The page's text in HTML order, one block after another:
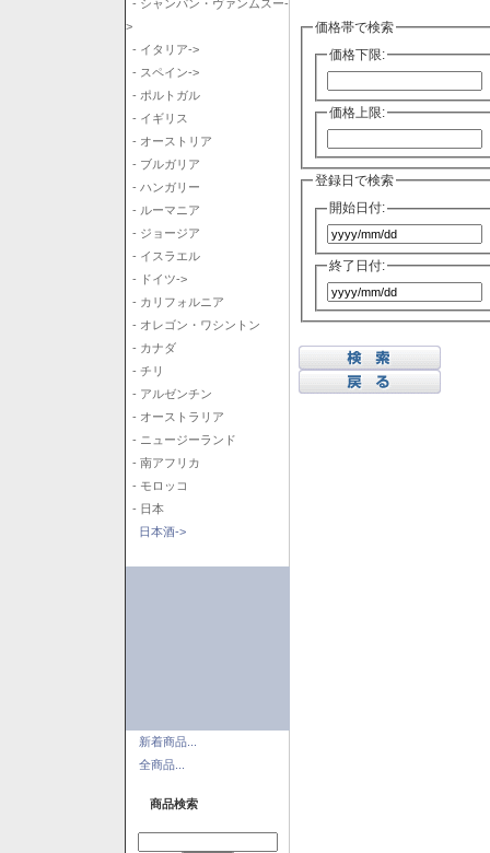
- シャンパン・ヴァンムスー-
>
- イタリア->
- スペイン->
- ポルトガル
- イギリス
- オーストリア
- ブルガリア
- ハンガリー
- ルーマニア
- ジョージア
- イスラエル
- ドイツ->
- カリフォルニア
- オレゴン・ワシントン
- カナダ
- チリ
- アルゼンチン
- オーストラリア
- ニュージーランド
- 南アフリカ
- モロッコ
- 日本
日本酒->
新着商品...
全商品...
商品検索
価格帯で検索
価格下限:
価格上限:
登録日で検索
開始日付:
終了日付: